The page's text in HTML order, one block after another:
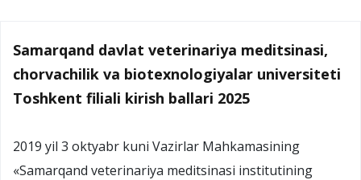
Samarqand davlat veterinariya meditsinasi,
chorvachilik va biotexnologiyalar universiteti
Toshkent filiali kirish ballari 2025
2019 yil 3 oktyabr kuni Vazirlar Mahkamasining
«Samarqand veterinariya meditsinasi institutining